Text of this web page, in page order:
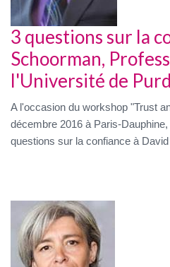
3 questions sur la
Schoorman,
l'Université de
A l'occasion du workshop "Trust
décembre 2016 à Paris-
questions sur la confiance à